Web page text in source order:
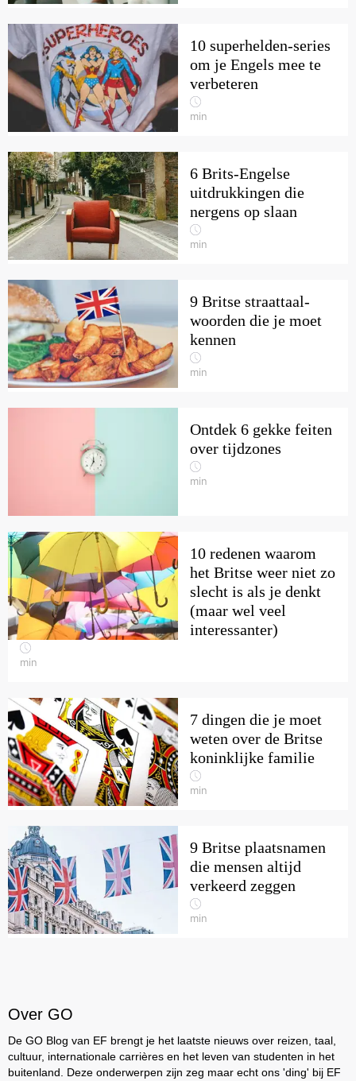
10 superhelden-series
om je Engels mee te
verbeteren
min
6 Brits-Engelse
uitdrukkingen die
nergens op slaan
min
9 Britse straattaal-
woorden die je moet
kennen
min
Ontdek 6 gekke feiten
over tijdzones
min
10 redenen waarom
het Britse weer niet zo
slecht is als je denkt
(maar wel veel
interessanter)
min
7 dingen die je moet
weten over de Britse
koninklijke familie
min
9 Britse plaatsnamen
die mensen altijd
verkeerd zeggen
min
Over GO
De GO Blog van EF brengt je het laatste nieuws over reizen, taal,
cultuur, internationale carrières en het leven van studenten in het
buitenland. Deze onderwerpen zijn zeg maar echt ons 'ding' bij EF